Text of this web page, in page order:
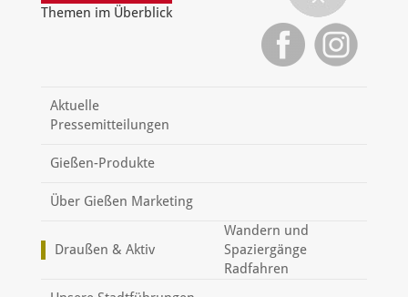
Themen im Überblick
Aktuelle
Pressemitteilungen
Gießen-Produkte
Über Gießen Marketing
Draußen & Aktiv
Wandern und
Spaziergänge
Radfahren